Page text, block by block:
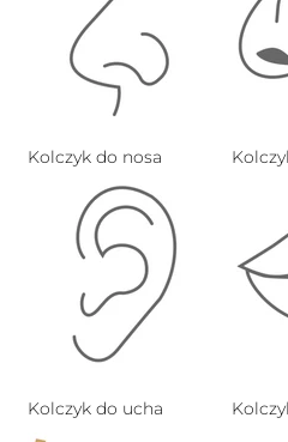
Kolczyk do nosa
Kolczyk do ucha